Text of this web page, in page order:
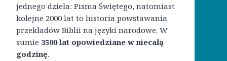
jednego dzieła: Pisma Świętego, natomiast
kolejne 2000 lat to historia powstawania
przekładów Biblii na języki narodowe. W
sumie 3500 lat opowiedziane w niecałą
godzinę.